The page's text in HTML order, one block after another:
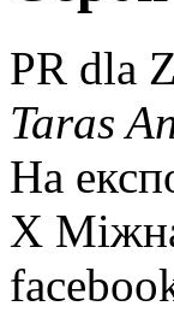
PR dla
Taras
На
Х